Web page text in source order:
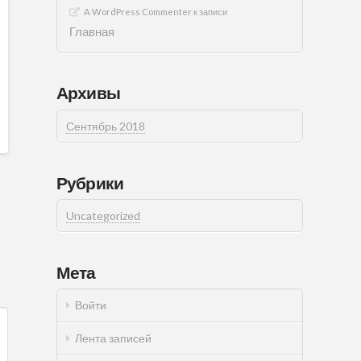
A WordPress Commenterк записи
Главная
Архивы
Сентябрь 2018
Рубрики
Uncategorized
Мета
Войти
Лента записей